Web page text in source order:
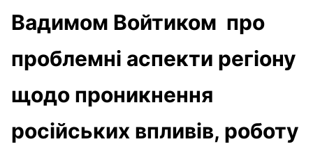
Вадимом Войтиком про
проблемні аспекти регіону
щодо проникнення
російських впливів, роботу